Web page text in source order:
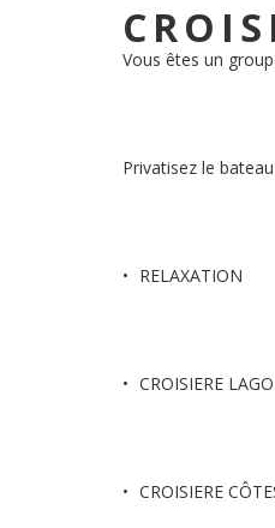
Vous êtes un
Privatisez le
RELAXATION
CROISIERE
CROISIERE